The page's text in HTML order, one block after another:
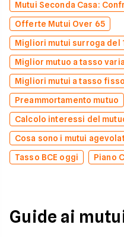
Mutui Seconda Casa:
Offerte Mutui Over 65
Migliori mutui surroga del
Miglior mutuo a tasso
Migliori mutui a tasso
Preammortamento mutuo
Calcolo interessi del
Cosa sono i mutui
Tasso BCE oggi
Piano
Guide ai